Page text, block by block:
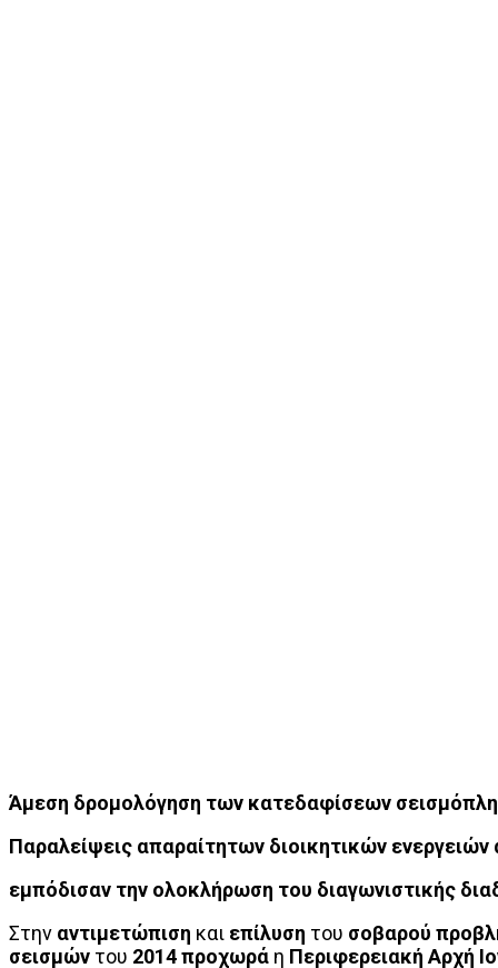
Άμεση δρομολόγηση των κατεδαφίσεων
Παραλείψεις απαραίτητων διοικητικών
εμπόδισαν την ολοκλήρωση του διαγωνιστικής
Στην αντιμετώπιση και επίλυση του σοβαρού
σεισμών του 2014 προχωρά η Περιφερειακή Αρχή